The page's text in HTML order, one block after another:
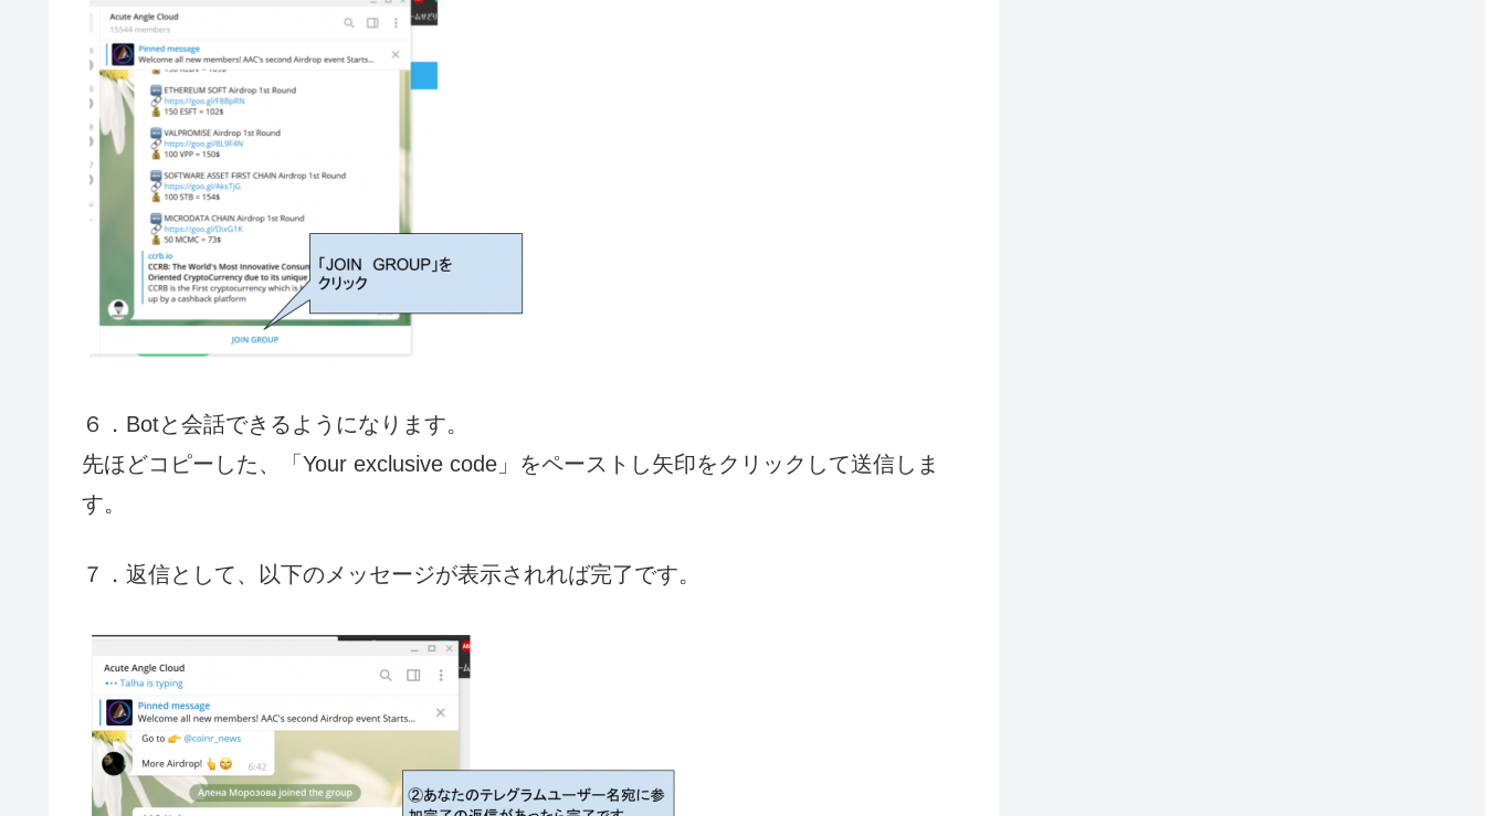
６．Botと会話できるようになります。
先ほどコピーした、「Your exclusive code」をペーストし矢印をクリックして送信しま
す。
７．返信として、以下のメッセージが表示されれば完了です。